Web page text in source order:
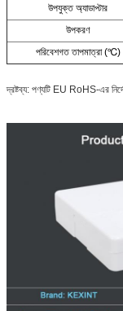
উপযুক্ত অ্যাডাপ্টার
উপকরণ
পরিবেশগত তাপমাত্রা (℃)
দ্রষ্টব্য: পণ্যটি EU RoHS-এর